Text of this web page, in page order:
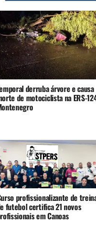
derruba árvore e causa
de motociclista na ERS-
profissionalizante de
futebol certifica 21 novos
em Canoas